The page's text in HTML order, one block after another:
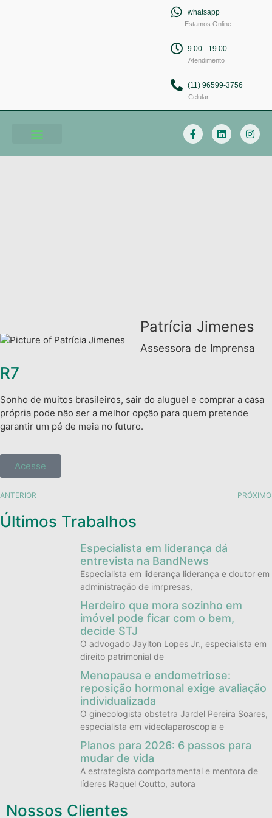
whatsapp
Estamos Online
9:00 - 19:00
Atendimento
(11) 96599-3756
Celular
Patrícia Jimenes
Assessora de Imprensa
R7
Sonho de muitos brasileiros, sair do aluguel e comprar a casa
própria pode não ser a melhor opção para quem pretende
garantir um pé de meia no futuro.
Acesse
ANTERIOR PRÓXIMO
Últimos Trabalhos
Especialista em liderança dá
entrevista na BandNews
Especialista em liderança liderança e doutor em
administração de imrpresas,
Herdeiro que mora sozinho em
imóvel pode ficar com o bem,
decide STJ
O advogado Jaylton Lopes Jr., especialista em
direito patrimonial de
Menopausa e endometriose:
reposição hormonal exige avaliação
individualizada
O ginecologista obstetra Jardel Pereira Soares,
especialista em videolaparoscopia e
Planos para 2026: 6 passos para
mudar de vida
A estrategista comportamental e mentora de
líderes Raquel Coutto, autora
Nossos Clientes